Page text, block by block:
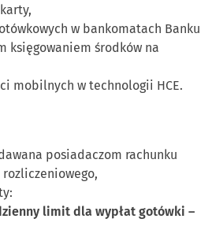
w bankomatach Banku
księgowaniem środków na
mobilnych w technologii HCE.
posiadaczom rachunku
limit dla wypłat gotówki –